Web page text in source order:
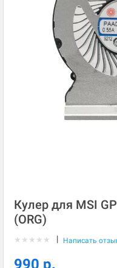
Кулер для MSI
(ORG)
★ ★ ★ ★ ★ | Написать
990 р.